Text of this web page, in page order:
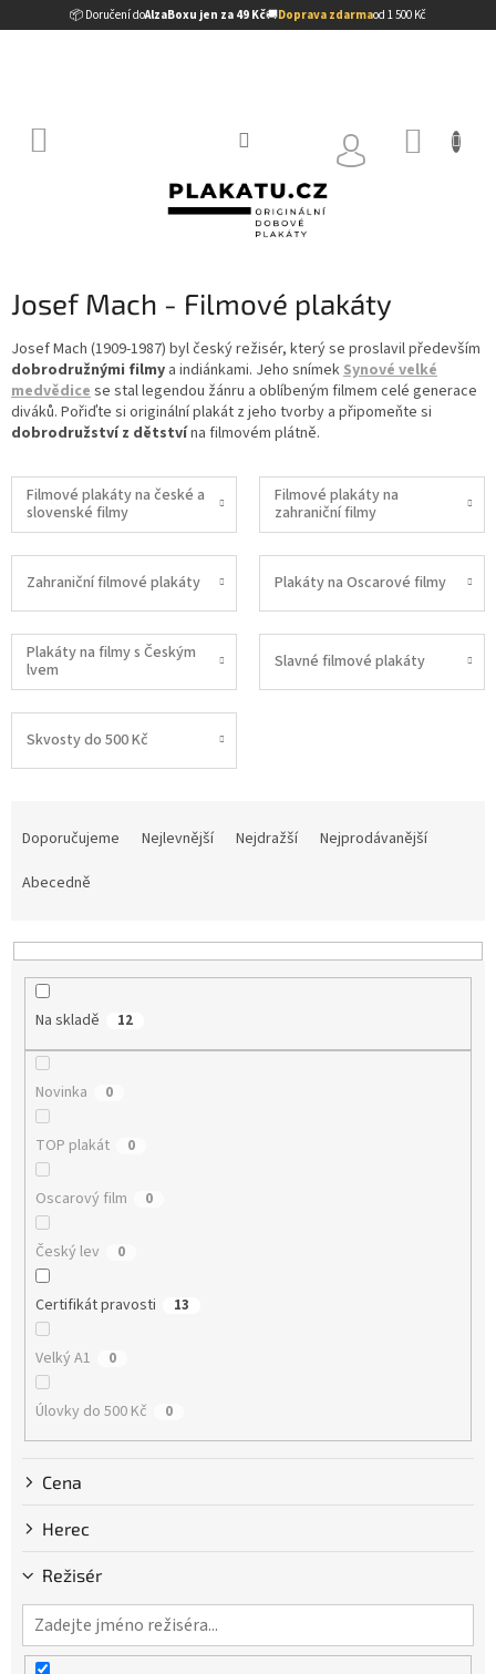
📦 Doručení doAlzaBoxu jen za 49 Kč🚚Doprava zdarmaod 1 500 Kč
na
Josef Mach - Filmové plakáty
Josef Mach (1909-1987) byl český režisér, který se proslavil především
dobrodružnými filmy a indiánkami. Jeho snímek Synové velké
medvědice se stal legendou žánru a oblíbeným filmem celé generace
diváků. Pořiďte si originální plakát z jeho tvorby a připomeňte si
dobrodružství z dětstvína filmovém plátně.
Filmové plakáty na české a
slovenské filmy
Filmové plakáty na
zahraniční filmy
Zahraniční filmové plakáty Plakáty na Oscarové filmy
Plakáty na filmy s Českým
lvem
Slavné filmové plakáty
Skvosty do 500 Kč
p
Doporučujeme Nejlevnější Nejdražší
Nejprodávanější
Abecedně
Na skladě 12
Novinka 0
TOP plakát 0
Oscarový film 0
Český lev 0
Certifikát pravosti 13
Velký A1 0
Úlovky do 500 Kč 0
Cena
Herec
Režisér